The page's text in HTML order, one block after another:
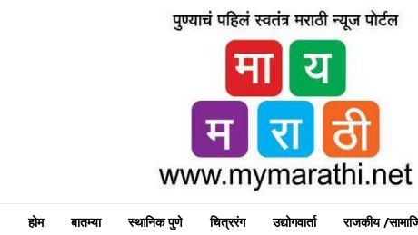
होम बातम्या स्थानिक पुणे चित्ररंग उद्योगवार्ता राजकीय /